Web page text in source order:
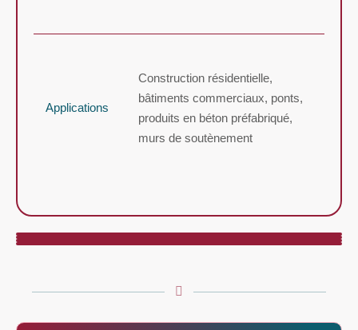
Applications
Construction résidentielle,
bâtiments commerciaux, ponts,
produits en béton préfabriqué,
murs de soutènement